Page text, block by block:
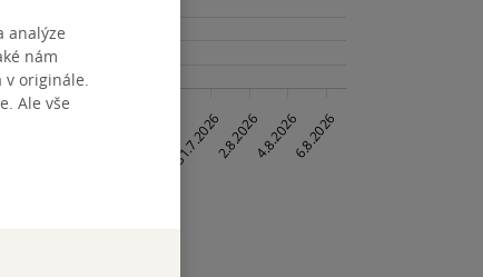
analýze
nám
originále.
Ale vše